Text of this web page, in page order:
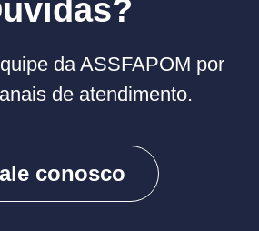
da ASSFAPOM por
de atendimento.
conosco